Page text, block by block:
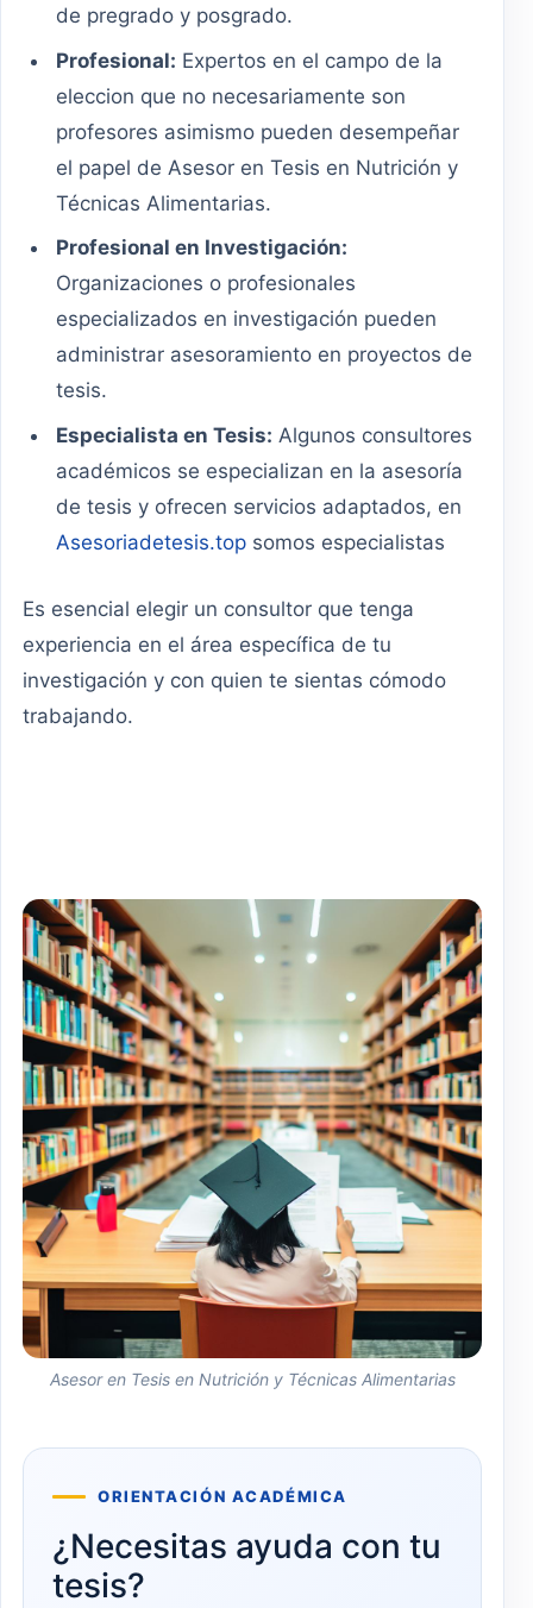
de pregrado y posgrado.
Profesional: Expertos en el campo de la
eleccion que no necesariamente son
profesores asimismo pueden desempeñar
el papel de Asesor en Tesis en Nutrición y
Técnicas Alimentarias.
Profesional en Investigación:
Organizaciones o profesionales
especializados en investigación pueden
administrar asesoramiento en proyectos de
tesis.
Especialista en Tesis: Algunos consultores
académicos se especializan en la asesoría
de tesis y ofrecen servicios adaptados, en
Asesoriadetesis.top somos especialistas
Es esencial elegir un consultor que tenga
experiencia en el área específica de tu
investigación y con quien te sientas cómodo
trabajando.
Asesor en Tesis en Nutrición y Técnicas Alimentarias
ORIENTACIÓN ACADÉMICA
¿Necesitas ayuda con tu
tesis?